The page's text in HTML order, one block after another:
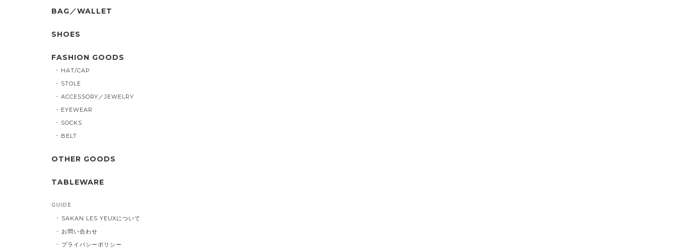
BAG／WALLET
SHOES
FASHION GOODS
HAT/CAP
STOLE
ACCESSORY／JEWELRY
EYEWEAR
SOCKS
BELT
OTHER GOODS
TABLEWARE
GUIDE
SAKAN LES YEUXについて
お問い合わせ
プライバシーポリシー